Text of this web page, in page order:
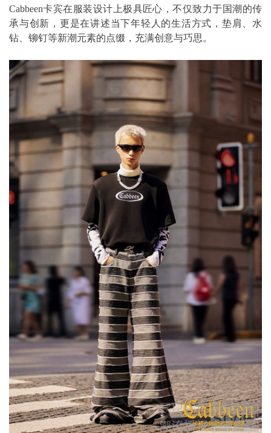
Cabbeen卡宾在服装设计上极具匠心，不仅致力于国潮的传
承与创新，更是在讲述当下年轻人的生活方式，垫肩、水
钻、铆钉等新潮元素的点缀，充满创意与巧思。